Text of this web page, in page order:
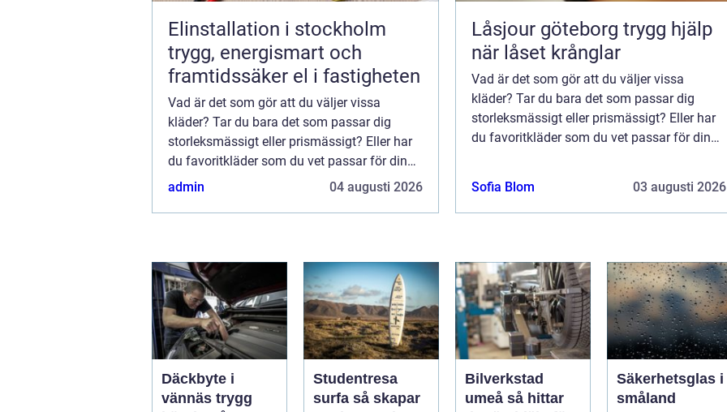
Elinstallation i stockholm
trygg, energismart och
framtidssäker el i fastigheten
Vad är det som gör att du väljer vissa
kläder? Tar du bara det som passar dig
storleksmässigt eller prismässigt? Eller har
du favoritkläder som du vet passar för din
kropp och din stil, och kanske även f&o...
admin 04 augusti 2026
Låsjour göteborg trygg hjälp
när låset krånglar
Vad är det som gör att du väljer vissa
kläder? Tar du bara det som passar dig
storleksmässigt eller prismässigt? Eller har
du favoritkläder som du vet passar för din
Sofia Blom
03 augusti 2026
Däckbyte i
vännäs trygg
Studentresa
surfa så skapar
Bilverkstad
umeå så hittar
Säkerhetsglas i
småland